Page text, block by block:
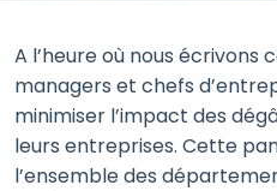
A l’heure où nous écrivons
managers et chefs
minimiser l’impact des
leurs entreprises. Cette
l’ensemble des